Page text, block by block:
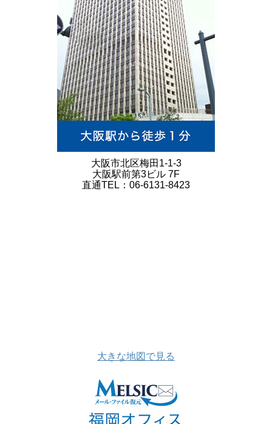
大阪市北区梅田1-1-3
大阪駅前第3ビル 7F
直通TEL：06-6131-8423
大きな地図で見る